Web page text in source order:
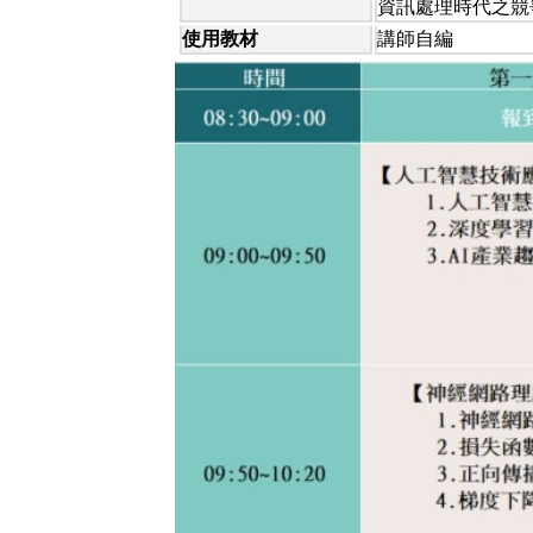
資訊處理時代之
使用教材
講師自編